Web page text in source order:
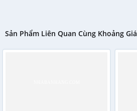
Sản Phẩm Liên Quan Cùng Khoảng Giá